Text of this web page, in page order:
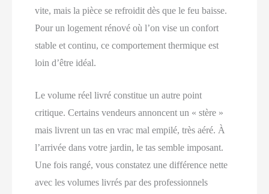
vite, mais la pièce se refroidit dès que le feu baisse.
Pour un logement rénové où l’on vise un confort
stable et continu, ce comportement thermique est
loin d’être idéal.
Le volume réel livré constitue un autre point
critique. Certains vendeurs annoncent un « stère »
mais livrent un tas en vrac mal empilé, très aéré. À
l’arrivée dans votre jardin, le tas semble imposant.
Une fois rangé, vous constatez une différence nette
avec les volumes livrés par des professionnels